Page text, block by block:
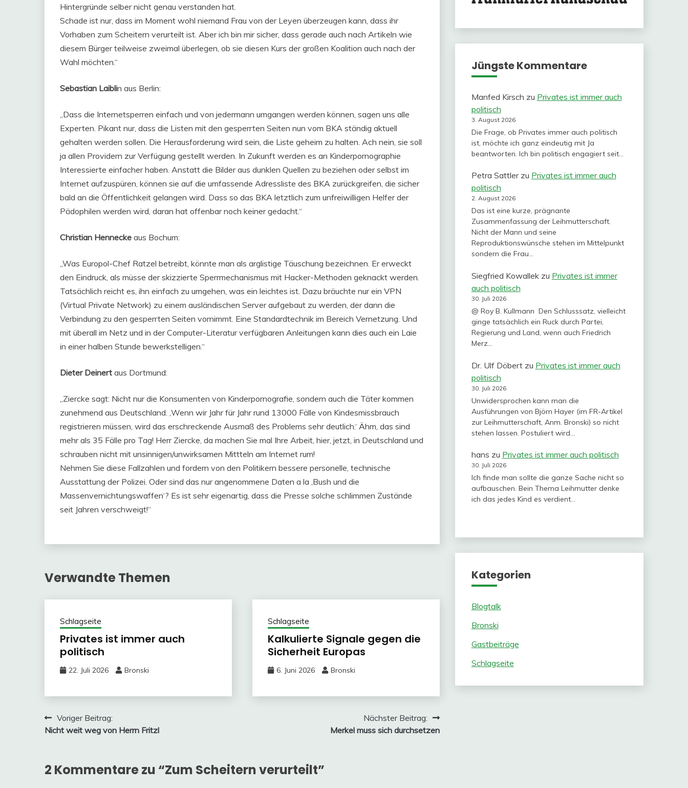
Hintergründe selber nicht genau verstanden hat.
Schade ist nur, dass im Moment wohl niemand Frau von der Leyen überzeugen kann, dass ihr
Vorhaben zum Scheitern verurteilt ist. Aber ich bin mir sicher, dass gerade auch nach Artikeln wie
diesem Bürger teilweise zweimal überlegen, ob sie diesen Kurs der großen Koalition auch nach der
Wahl möchten.“
Sebastian Laiblin aus Berlin:
„Dass die Internetsperren einfach und von jedermann umgangen werden können, sagen uns alle
Experten. Pikant nur, dass die Listen mit den gesperrten Seiten nun vom BKA ständig aktuell
gehalten werden sollen. Die Herausforderung wird sein, die Liste geheim zu halten. Ach nein, sie soll
ja allen Providern zur Verfügung gestellt werden. In Zukunft werden es an Kinderpornographie
Interessierte einfacher haben. Anstatt die Bilder aus dunklen Quellen zu beziehen oder selbst im
Internet aufzuspüren, können sie auf die umfassende Adressliste des BKA zurückgreifen, die sicher
bald an die Öffentlichkeit gelangen wird. Dass so das BKA letztlich zum unfreiwilligen Helfer der
Pädophilen werden wird, daran hat offenbar noch keiner gedacht.“
Christian Hennecke aus Bochum:
„Was Europol-Chef Ratzel betreibt, könnte man als arglistige Täuschung bezeichnen. Er erweckt
den Eindruck, als müsse der skizzierte Sperrmechanismus mit Hacker-Methoden geknackt werden.
Tatsächlich reicht es, ihn einfach zu umgehen, was ein leichtes ist. Dazu bräuchte nur ein VPN
(Virtual Private Network) zu einem ausländischen Server aufgebaut zu werden, der dann die
Verbindung zu den gesperrten Seiten vornimmt. Eine Standardtechnik im Bereich Vernetzung. Und
mit überall im Netz und in der Computer-Literatur verfügbaren Anleitungen kann dies auch ein Laie
in einer halben Stunde bewerkstelligen.“
Dieter Deinert aus Dortmund:
„Ziercke sagt: Nicht nur die Konsumenten von Kinderpornografie, sondern auch die Täter kommen
zunehmend aus Deutschland. ‚Wenn wir Jahr für Jahr rund 13000 Fälle von Kindesmissbrauch
registrieren müssen, wird das erschreckende Ausmaß des Problems sehr deutlich.‘ Ähm, das sind
mehr als 35 Fälle pro Tag! Herr Ziercke, da machen Sie mal Ihre Arbeit, hier, jetzt, in Deutschland und
schrauben nicht mit unsinnigen/unwirksamen Mittteln am Internet rum!
Nehmen Sie diese Fallzahlen und fordern von den Politikern bessere personelle, technische
Ausstattung der Polizei. Oder sind das nur angenommene Daten a la ‚Bush und die
Massenvernichtungswaffen‘? Es ist sehr eigenartig, dass die Presse solche schlimmen Zustände
seit Jahren verschweigt!“
Verwandte Themen
Schlagseite
Privates ist immer auch
politisch
22. Juli 2026 Bronski
Schlagseite
Kalkulierte Signale gegen die
Sicherheit Europas
6. Juni 2026 Bronski
Beitragsnavigation
Voriger Beitrag:
Nicht weit weg von Herrn Fritzl
Nächster Beitrag:
Merkel muss sich durchsetzen
2 Kommentare zu “Zum Scheitern verurteilt”
Jüngste Kommentare
Manfed Kirsch zu Privates ist immer auch
politisch
3. August 2026
Die Frage, ob Privates immer auch politisch
ist, möchte ich ganz eindeutig mit Ja
beantworten. Ich bin politisch engagiert seit…
Petra Sattlerzu Privates ist immer auch
politisch
2. August 2026
Das ist eine kurze, prägnante
Zusammenfassung der Leihmutterschaft.
Nicht der Mann und seine
Reproduktionswünsche stehen im Mittelpunkt
sondern die Frau…
Siegfried Kowallekzu Privates ist immer
auch politisch
30. Juli 2026
@ Roy B. Kullmann Den Schlusssatz, vielleicht
ginge tatsächlich ein Ruck durch Partei,
Regierung und Land, wenn auch Friedrich
Merz…
Dr. Ulf Döbertzu Privates ist immer auch
politisch
30. Juli 2026
Unwidersprochen kann man die
Ausführungen von Björn Hayer (im FR-Artikel
zur Leihmutterschaft, Anm. Bronski) so nicht
stehen lassen. Postuliert wird…
hans zu Privates ist immer auch politisch
30. Juli 2026
Ich finde man sollte die ganze Sache nicht so
aufbauschen. Bein Thema Leihmutter denke
ich das jedes Kind es verdient…
Kategorien
Blogtalk
Bronski
Gastbeiträge
Schlagseite